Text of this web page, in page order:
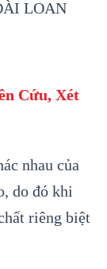
LOAN
Cứu, Xét
nhau của
do đó khi
riêng biệt